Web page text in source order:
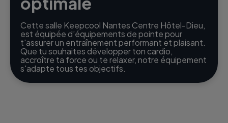
Cette salle Keepcool Nantes Centre Hôtel-Dieu,
est équipée d’équipements de pointe pour
t'assurer un entraînement performant et plaisant.
Que tu souhaites développer ton cardio,
accroître ta force ou te relaxer, notre équipement
s'adapte tous tes objectifs.